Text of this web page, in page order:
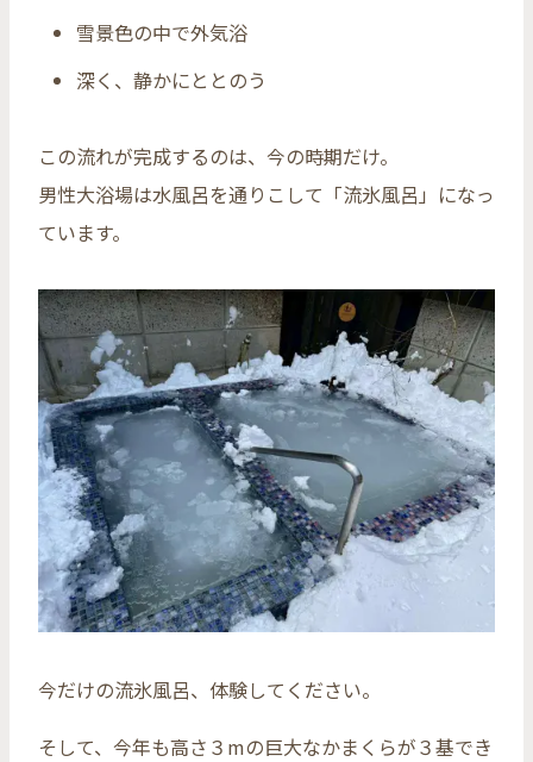
雪景色の中で外気浴
深く、静かにととのう
この流れが完成するのは、今の時期だけ。
男性大浴場は水風呂を通りこして「流氷風呂」になっ
ています。
今だけの流氷風呂、体験してください。
そして、今年も高さ３mの巨大なかまくらが３基でき